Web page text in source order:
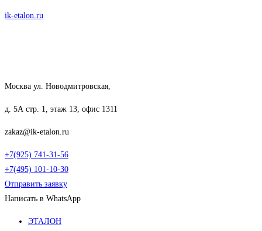
Перейти
ik-etalon.ru
Москва ул. Новодмитровская,
д. 5А стр. 1, этаж 13, офис 1311
zakaz@ik-etalon.ru
+7(925) 741-31-56
+7(495) 101-10-30
Отправить заявку
Написать в WhatsApp
Меню
ЭТАЛОН